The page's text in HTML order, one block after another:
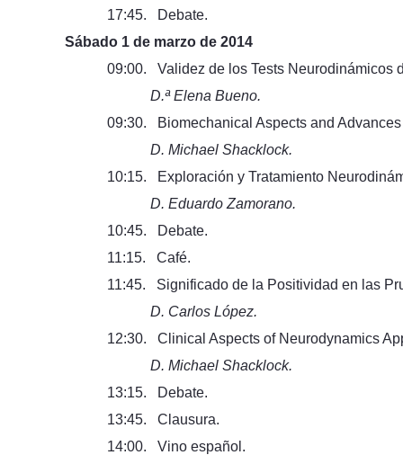
17:45. Debate.
Sábado 1 de marzo de 2014
09:00. Validez de los Tests Neurodinámicos
D.ª Elena Bueno.
09:30. Biomechanical Aspects and
D. Michael Shacklock.
10:15. Exploración y Tratamiento
D. Eduardo Zamorano.
10:45. Debate.
11:15. Café.
11:45. Significado de la Positividad en las
D. Carlos López.
12:30. Clinical Aspects of Neurodynamics
D. Michael Shacklock.
13:15. Debate.
13:45. Clausura.
14:00. Vino español.